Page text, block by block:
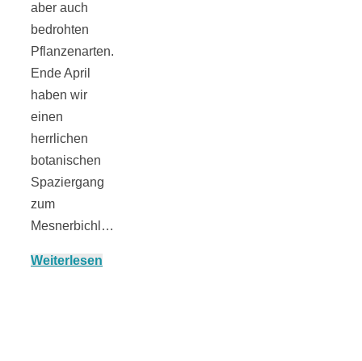
aber auch
bedrohten
Pflanzenarten.
Ende April
haben wir
einen
herrlichen
botanischen
Spaziergang
zum
Mesnerbichl…
Weiterlesen